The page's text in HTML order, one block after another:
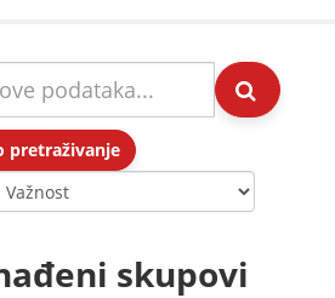
pretraživanje
skupovi